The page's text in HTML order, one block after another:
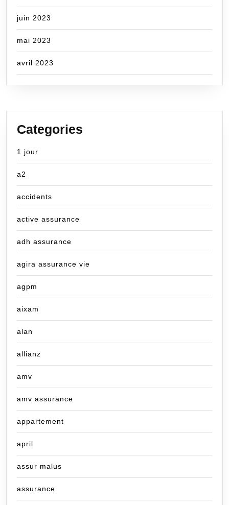
juin 2023
mai 2023
avril 2023
Categories
1 jour
a2
accidents
active assurance
adh assurance
agira assurance vie
agpm
aixam
alan
allianz
amv
amv assurance
appartement
april
assur malus
assurance